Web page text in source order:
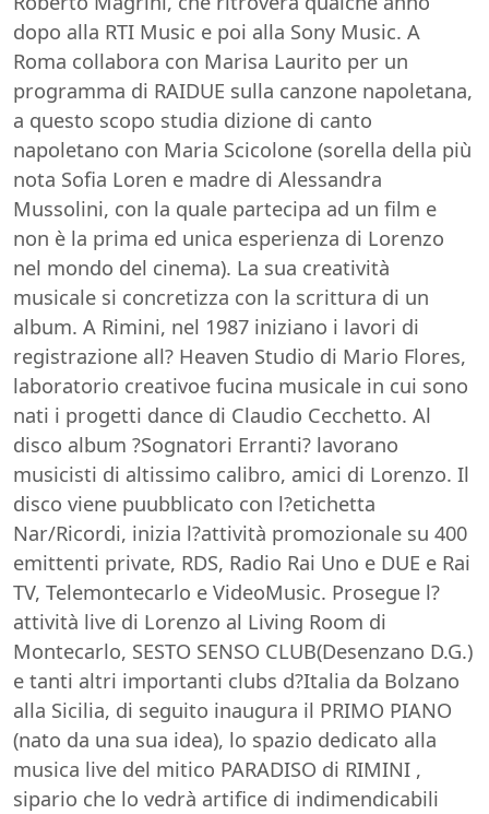
dopo alla RTI Music e poi alla Sony Music. A
Roma collabora con Marisa Laurito per un
programma di RAIDUE sulla canzone napoletana,
a questo scopo studia dizione di canto
napoletano con Maria Scicolone (sorella della più
nota Sofia Loren e madre di Alessandra
Mussolini, con la quale partecipa ad un film e
non è la prima ed unica esperienza di Lorenzo
nel mondo del cinema). La sua creatività
musicale si concretizza con la scrittura di un
album. A Rimini, nel 1987 iniziano i lavori di
registrazione all? Heaven Studio di Mario Flores,
laboratorio creativoe fucina musicale in cui sono
nati i progetti dance di Claudio Cecchetto. Al
disco album ?Sognatori Erranti? lavorano
musicisti di altissimo calibro, amici di Lorenzo. Il
disco viene puubblicato con l?etichetta
Nar/Ricordi, inizia l?attività promozionale su 400
emittenti private, RDS, Radio Rai Uno e DUE e Rai
TV, Telemontecarlo e VideoMusic. Prosegue l?
attività live di Lorenzo al Living Room di
Montecarlo, SESTO SENSO CLUB(Desenzano D.G.)
e tanti altri importanti clubs d?Italia da Bolzano
alla Sicilia, di seguito inaugura il PRIMO PIANO
(nato da una sua idea), lo spazio dedicato alla
musica live del mitico PARADISO di RIMINI ,
sipario che lo vedrà artifice di indimendicabili